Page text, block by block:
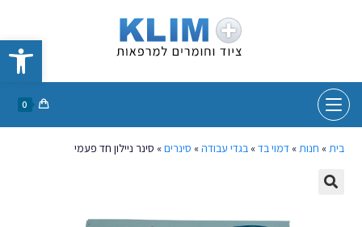
פתח סרגל נגישות
0
בית» חנות»דמוי בד»בגדי עבודה» סינרים» סינר ניילון חד פעמי